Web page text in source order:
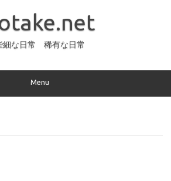
細な日常 稀有な日常
Menu